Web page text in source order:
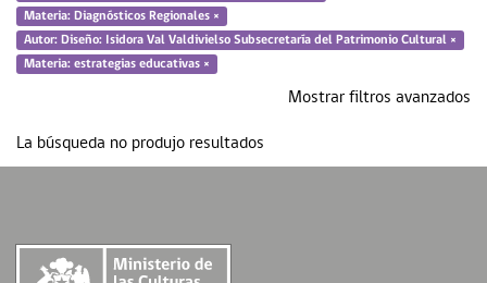
... más
Mi Repositorio
Materia: Diagnósticos Regionales ×
Autor: Diseño: Isidora Val Valdivielso Subsecretaría del Patrimonio Cultural ×
Materia: estrategias educativas ×
Mostrar filtros avanzados
La búsqueda no produjo resultados